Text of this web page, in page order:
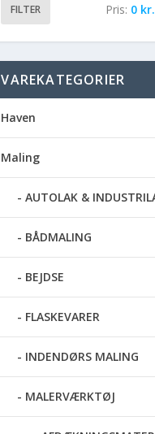
FILTER Pris: 0 kr.
VAREKATEGORIER
Haven
Maling
AUTOLAK &
BÅDMALING
BEJDSE
FLASKEVARER
INDENDØRS MALING
MALERVÆRKTØJ